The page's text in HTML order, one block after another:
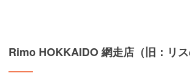
Rimo HOKKAIDO 網走店（旧：リ